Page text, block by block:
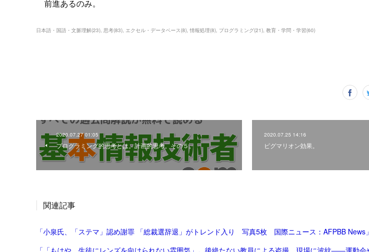
前進あるのみ。
日本語・国語・文脈理解(23) 思考(83) エクセル・データベース(8) 情報処理(8) プログラミング(21) 教育・学問・学習(60)
2020.07.27 01:05
プログラミング的思考とは。計画的思考。その５。
2020.07.25 14:16
ピグマリオン効果。
関連記事
「小泉氏、「ステマ」認め謝罪 「総裁選辞退」がトレンド入り 写真5枚 国際ニュース：AFPBB News」